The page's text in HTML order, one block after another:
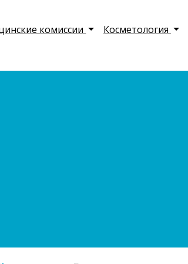
комиссии Косметология